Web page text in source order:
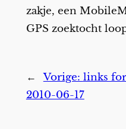
zakje, een
GPS zoektocht
← Vorige: links for
2010-06-17